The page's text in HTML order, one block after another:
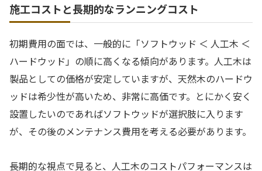
施工コストと長期的なランニングコスト
初期費用の面では、一般的に「ソフトウッド ＜ 人工木 ＜
ハードウッド」の順に高くなる傾向があります。人工木は
製品としての価格が安定していますが、天然木のハードウ
ッドは希少性が高いため、非常に高価です。とにかく安く
設置したいのであればソフトウッドが選択肢に入ります
が、その後のメンテナンス費用を考える必要があります。
長期的な視点で見ると、人工木のコストパフォーマンスは